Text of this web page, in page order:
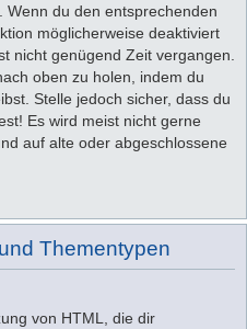
du den entsprechenden
möglicherweise deaktiviert
nicht genügend Zeit vergangen.
oben zu holen, indem du
Stelle jedoch sicher, dass du
Es wird meist nicht gerne
auf alte oder abgeschlossene
Thementypen
von HTML, die dir